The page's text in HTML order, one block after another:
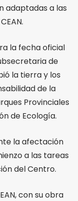
adaptadas a las
la fecha oficial
de
la tierra y los
de la
Provinciales
de Ecología.
la afectación
a las tareas
del Centro.
con su obra